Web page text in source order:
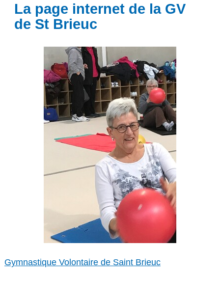
La page internet de la GV
de St Brieuc
Gymnastique Volontaire de Saint Brieuc